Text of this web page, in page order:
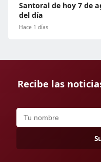
Santoral de hoy 7 de
del día
Hace 1 días
Recibe las